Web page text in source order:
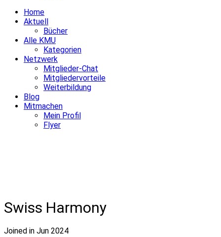
Home
Aktuell
Bücher
Alle KMU
Kategorien
Netzwerk
Mitglieder-Chat
Mitgliedervorteile
Weiterbildung
Blog
Mitmachen
Mein Profil
Flyer
Swiss Harmony
Joined in Jun 2024